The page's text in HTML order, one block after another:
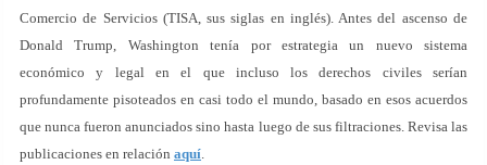
Comercio de Servicios (TISA, sus siglas en inglés). Antes del ascenso de
Donald Trump, Washington tenía por estrategia un nuevo sistema
económico y legal en el que incluso los derechos civiles serían
profundamente pisoteados en casi todo el mundo, basado en esos acuerdos
que nunca fueron anunciados sino hasta luego de sus filtraciones. Revisa las
publicaciones en relación aquí.